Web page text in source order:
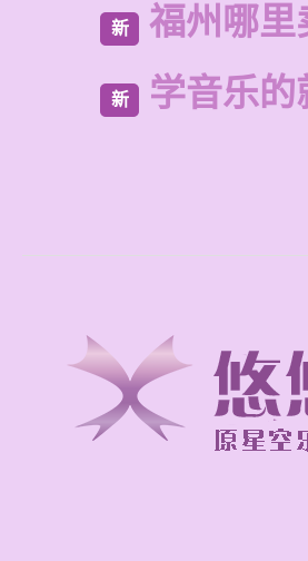
新 福州哪里
新 学音乐的